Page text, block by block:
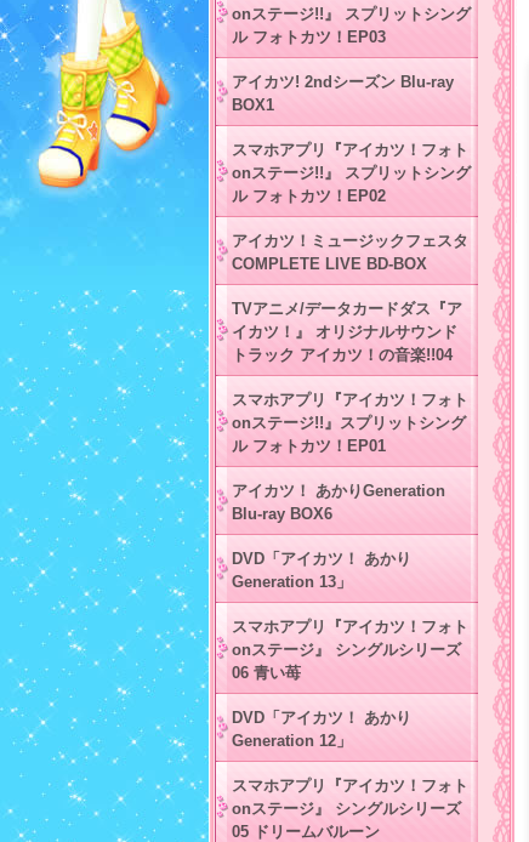
onステージ!!』 スプリットシング
ル フォトカツ！EP03
アイカツ! 2ndシーズン Blu-ray
BOX1
スマホアプリ『アイカツ！フォト
onステージ!!』 スプリットシング
ル フォトカツ！EP02
アイカツ！ミュージックフェスタ
COMPLETE LIVE BD-BOX
TVアニメ/データカードダス『ア
イカツ！』 オリジナルサウンド
トラック アイカツ！の音楽!!04
スマホアプリ『アイカツ！フォト
onステージ!!』スプリットシング
ル フォトカツ！EP01
アイカツ！ あかりGeneration
Blu-ray BOX6
DVD「アイカツ！ あかり
Generation 13」
スマホアプリ『アイカツ！フォト
onステージ』 シングルシリーズ
06 青い苺
DVD「アイカツ！ あかり
Generation 12」
スマホアプリ『アイカツ！フォト
onステージ』 シングルシリーズ
05 ドリームバルーン